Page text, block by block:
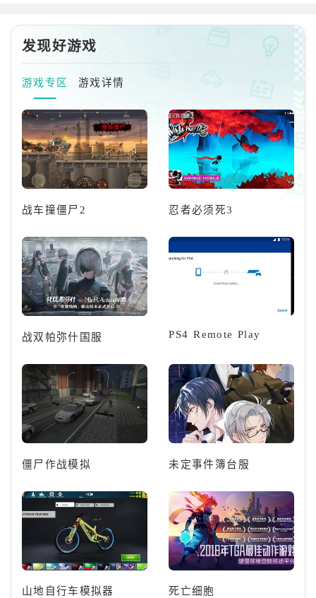
案资料>>隐世剑修，挂名玄方城
镇玄司骑，为人清冷疏离，淡漠
以及敌人，并实装了漂泊者们最
熟悉的初始伙伴——原四星角色
秧秧。在经历3.5剧情的重大剧
蜕变，正式以全新五星型态「秧
秧·玄翎」降临卡池。「秧秧·玄
翎」是五星湮灭属性虚湮效应体
系的攻击型角色，本身拥有多种
灵活位移以及牵引敌人的招式，
并将【虚湮效应】转
发现好游戏
游戏专区 游戏详情
战车撞僵尸2 忍者必须死3
战双帕弥什国服 PS4 Remote Play
僵尸作战模拟 未定事件簿台服
山地自行车模拟器 死亡细胞